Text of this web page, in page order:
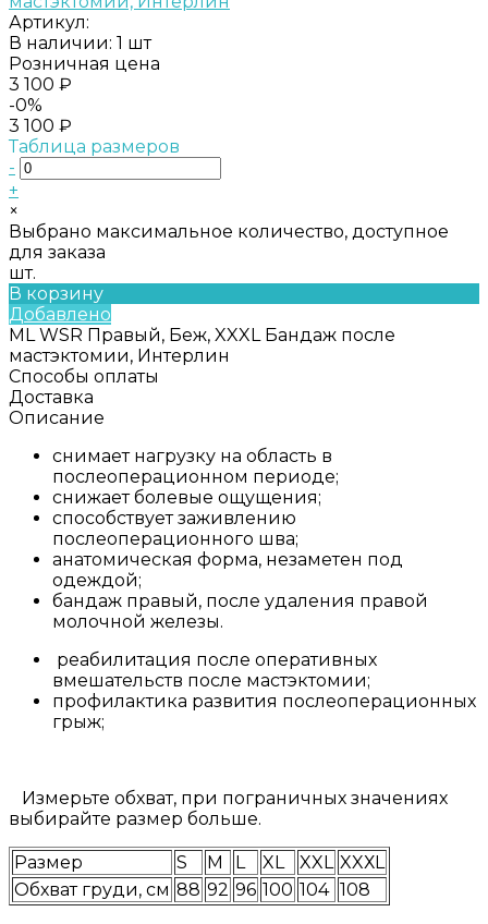
Артикул:
В наличии: 1 шт
Розничная цена
3 100 ₽
-0%
3 100 ₽
Таблица размеров
-
+
×
Выбрано максимальное количество, доступное
для заказа
шт.
В корзину
Добавлено
ML WSR Правый, Беж, XXXL Бандаж после
мастэктомии, Интерлин
Способы оплаты
Доставка
Описание
снимает нагрузку на область в
послеоперационном периоде;
снижает болевые ощущения;
способствует заживлению
послеоперационного шва;
анатомическая форма, незаметен под
одеждой;
бандаж правый, после удаления правой
молочной железы.
реабилитация после оперативных
вмешательств после мастэктомии;
профилактика развития послеоперационных
грыж;
Измерьте обхват, при пограничных значениях
выбирайте размер больше.
Размер S M L XL XXL XXХL
Обхват груди, см 88 92 96 100 104 108